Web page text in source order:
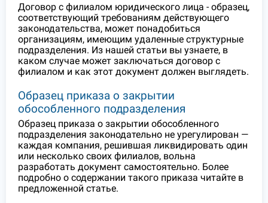
Договор с филиалом юридического лица - образец,
соответствующий требованиям действующего
законодательства, может понадобиться
организациям, имеющим удаленные структурные
подразделения. Из нашей статьи вы узнаете, в
каком случае может заключаться договор с
филиалом и как этот документ должен выглядеть.
Образец приказа о закрытии
обособленного подразделения
Образец приказа о закрытии обособленного
подразделения законодательно не урегулирован —
каждая компания, решившая ликвидировать один
или несколько своих филиалов, вольна
разработать документ самостоятельно. Более
подробно о содержании такого приказа читайте в
предложенной статье.